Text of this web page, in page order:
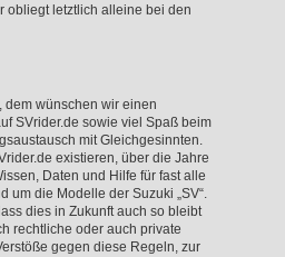
obliegt letztlich alleine bei den
dem wünschen wir einen
SVrider.de sowie viel Spaß beim
mit Gleichgesinnten.
existieren, über die Jahre
Daten und Hilfe für fast alle
um die Modelle der Suzuki „SV“.
dies in Zukunft auch so bleibt
rechtliche oder auch private
gegen diese Regeln, zur